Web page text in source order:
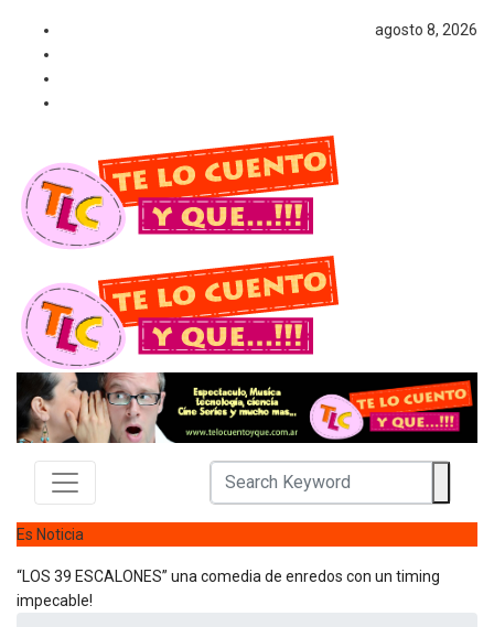
agosto 8, 2026
Es Noticia
timing “ICONIC WINTER” nuevas colecciones en Galerias pacifico!